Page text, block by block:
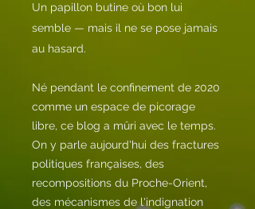
Un papillon butine où bon lui
semble — mais il ne se pose jamais
au hasard.
Né pendant le confinement de 2020
comme un espace de picorage
libre, ce blog a mûri avec le temps.
On y parle aujourd'hui des fractures
politiques françaises, des
recompositions du Proche-Orient,
des mécanismes de l'indignation